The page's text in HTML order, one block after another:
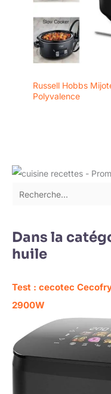
Russell Hobbs
Polyvalence
Dans la
huile
Test : cecotec
2900W